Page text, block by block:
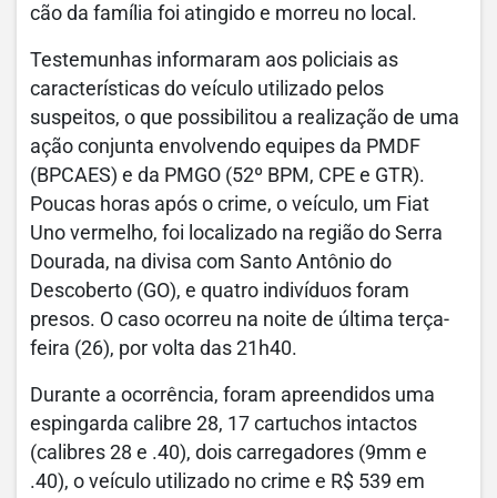
cão da família foi atingido e morreu no local.
Testemunhas informaram aos policiais as
características do veículo utilizado pelos
suspeitos, o que possibilitou a realização de uma
ação conjunta envolvendo equipes da PMDF
(BPCAES) e da PMGO (52º BPM, CPE e GTR).
Poucas horas após o crime, o veículo, um Fiat
Uno vermelho, foi localizado na região do Serra
Dourada, na divisa com Santo Antônio do
Descoberto (GO), e quatro indivíduos foram
presos. O caso ocorreu na noite de última terça-
feira (26), por volta das 21h40.
Durante a ocorrência, foram apreendidos uma
espingarda calibre 28, 17 cartuchos intactos
(calibres 28 e .40), dois carregadores (9mm e
.40), o veículo utilizado no crime e R$ 539 em